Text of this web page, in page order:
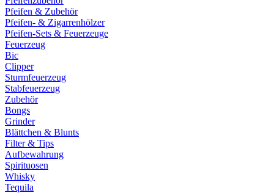
Pfeifen & Zubehör
Pfeifen- & Zigarrenhölzer
Pfeifen-Sets & Feuerzeuge
Feuerzeug
Bic
Clipper
Sturmfeuerzeug
Stabfeuerzeug
Zubehör
Bongs
Grinder
Blättchen & Blunts
Filter & Tips
Aufbewahrung
Spirituosen
Whisky
Tequila